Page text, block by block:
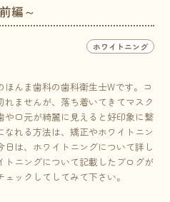
編～
ホワイトニング
んま歯科の歯科衛生士Wです。コ
ませんが、落ち着いてきてマスク
口元が綺麗に見えると好印象に繋
れる方法は、矯正やホワイトニン
は、ホワイトニングについて詳し
トニングについて記載したブログが
ックしてしてみて下さい。